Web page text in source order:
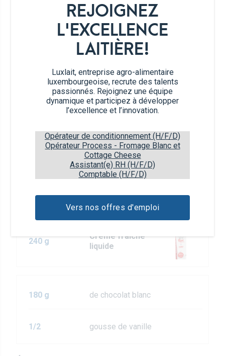
REJOIGNEZ
L'EXCELLENCE
LAITIÈRE!
Luxlait, entreprise agro-alimentaire
luxembourgeoise, recrute des talents
passionnés. Rejoignez une équipe
dynamique et participez à développer
l’excellence et l’innovation.
Opérateur de conditionnement (H/F/D)
Opérateur Process - Fromage Blanc et
Cottage Cheese
Assistant(e) RH (H/F/D)
Comptable (H/F/D)
Vers nos offres d'emploi
sel et le demi-zeste de citron.
Laissez reposer la pâte pendant au moins
3 heures au frigo.
Étalez la pâte et détaillez 8 cœurs à l’aide
d’un emporte-pièce en forme de cœur.
Piquez les cœurs avec la fourchette pour
éviter que la pâte forme des bosses.
tournante) pendant 14 minutes.
Ganache au chocolat blanc et vanille
240 g
Crème fraîche
liquide
180 g de chocolat blanc
1/2 gousse de vanille